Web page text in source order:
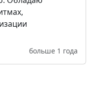
больше 1 года